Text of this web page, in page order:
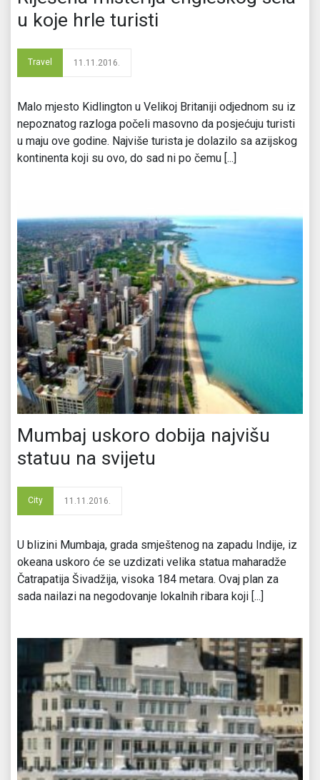
u koje hrle turisti
Travel 11.11.2016.
Malo mjesto Kidlington u Velikoj Britaniji odjednom su iz
nepoznatog razloga počeli masovno da posjećuju turisti
u maju ove godine. Najviše turista je dolazilo sa azijskog
kontinenta koji su ovo, do sad ni po čemu [...]
Mumbaj uskoro dobija najvišu
statuu na svijetu
City 11.11.2016.
U blizini Mumbaja, grada smještenog na zapadu Indije, iz
okeana uskoro će se uzdizati velika statua maharadže
Čatrapatija Šivadžija, visoka 184 metara. Ovaj plan za
sada nailazi na negodovanje lokalnih ribara koji [...]